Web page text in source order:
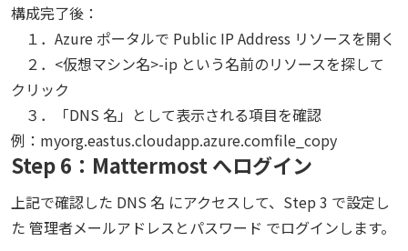
構成完了後：
１．Azure ポータルで Public IP Address リソースを開く
２．<仮想マシン名>-ip という名前のリソースを探して
クリック
３．「DNS 名」として表示される項目を確認
例：myorg.eastus.cloudapp.azure.comfile_copy
Step 6：Mattermost へログイン
上記で確認した DNS 名 にアクセスして、Step 3 で設定し
た 管理者メールアドレスとパスワード でログインします。